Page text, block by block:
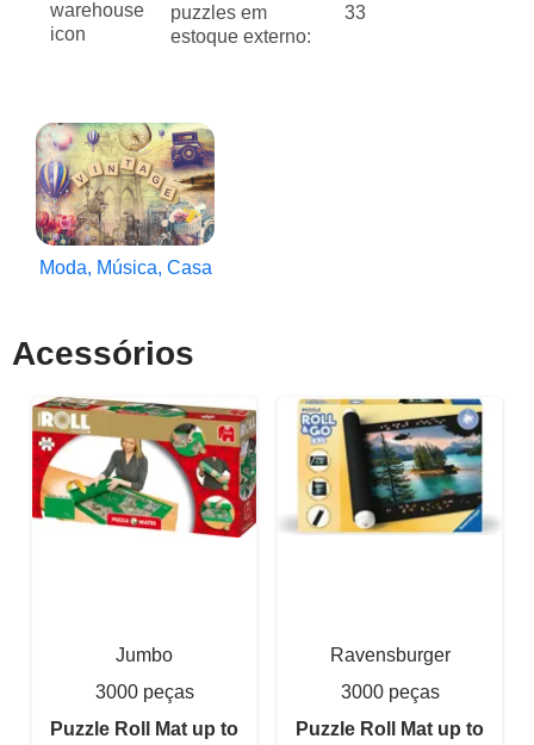
puzzles em
estoque externo:
33
Moda, Música, Casa
Acessórios
Jumbo
3000 peças
Puzzle Roll Mat up to
Ravensburger
3000 peças
Puzzle Roll Mat up to